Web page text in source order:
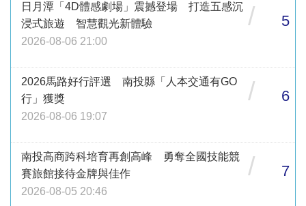
日月潭「4D體感劇場」震撼登場 打造五感沉
浸式旅遊 智慧觀光新體驗
2026-08-06 21:00
/ 5
2026馬路好行評選 南投縣「人本交通有GO
行」獲獎
2026-08-06 19:07
/ 6
南投高商跨科培育再創高峰 勇奪全國技能競
賽旅館接待金牌與佳作
2026-08-05 20:46
/ 7